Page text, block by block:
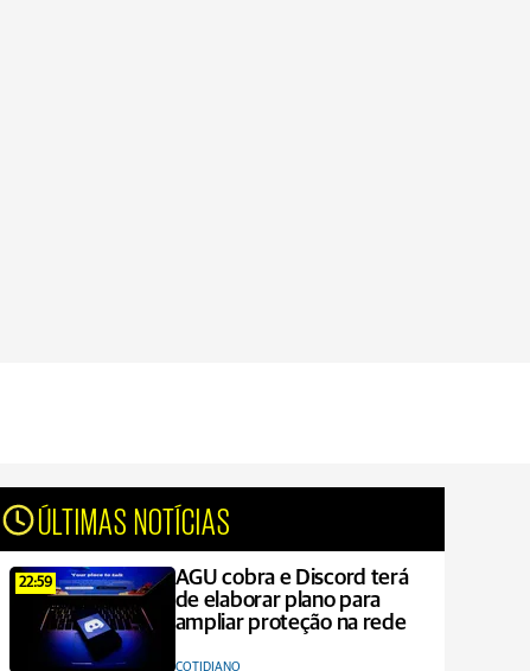
ÚLTIMAS NOTÍCIAS
22:59
AGU cobra e Discord terá
de elaborar plano para
ampliar proteção na rede
COTIDIANO